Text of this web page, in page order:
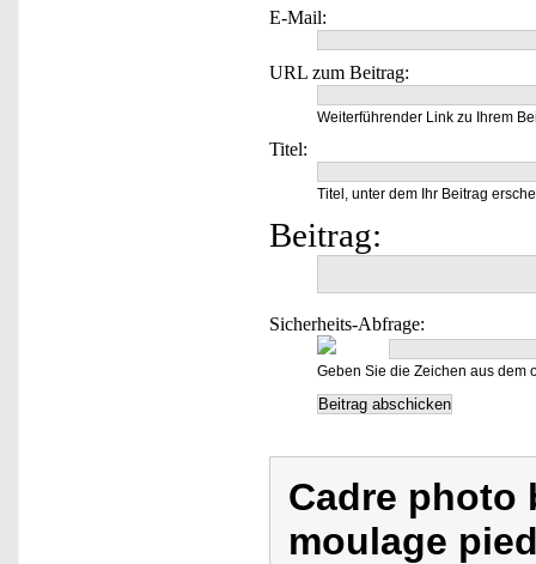
E-Mail:
URL zum Beitrag:
Weiterführender Link zu Ihrem
Titel:
Titel, unter dem Ihr Beitrag
Beitrag:
Sicherheits-Abfrage:
Geben Sie die Zeichen aus dem
Cadre photo
moulage